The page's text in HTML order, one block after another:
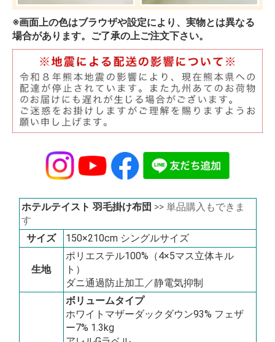
※画面上の色はブラウザや設定により、実物とは異なる
場合があります。ご了承の上ご注文下さい。
ホテルテイスト 羽毛掛け布団 >> 単品購入もできま
す
サイズ
150×210cm シングルサイズ
生地
ポリエステル100%（4×5マス立体キル
ト）
ダニ通過防止加工／静電気抑制
ボリュームタイプ
ホワイトマザーダックダウン93% フェザ
ー7% 1.3kg